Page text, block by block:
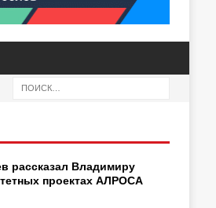
рассказал Владимиру
проектах АЛРОСА